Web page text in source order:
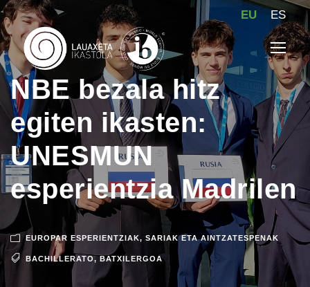
EU ES
NBE bezala hitz
egiten ikasten:
UNESMUN
esperientzia Madrilen
EUROPAR ESPERIENTZIAK, SARIAK ETA AINTZATESPENAK
BACHILLERATO, BATXILERGOA